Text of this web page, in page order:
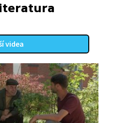
videa